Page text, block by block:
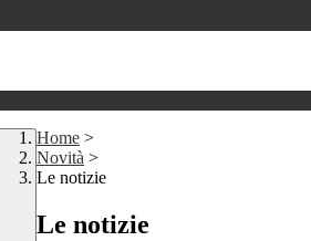
Home >
Novità >
Le notizie
Le notizie